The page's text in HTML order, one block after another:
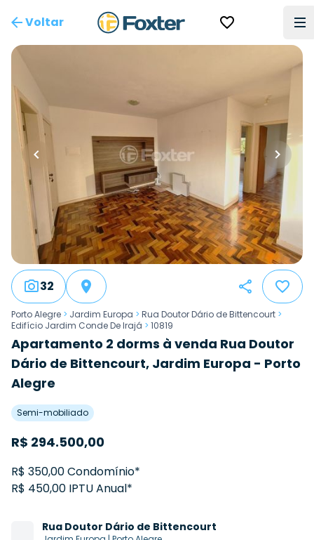
Voltar
32
Porto Alegre > Jardim Europa > Rua Doutor Dário de Bittencourt >
Edifício Jardim Conde De Irajá > 10819
Apartamento 2 dorms à venda Rua Doutor
Dário de Bittencourt, Jardim Europa - Porto
Alegre
Semi-mobiliado
R$ 294.500,00
R$ 350,00 Condomínio*
R$ 450,00 IPTU Anual*
Rua Doutor Dário de Bittencourt